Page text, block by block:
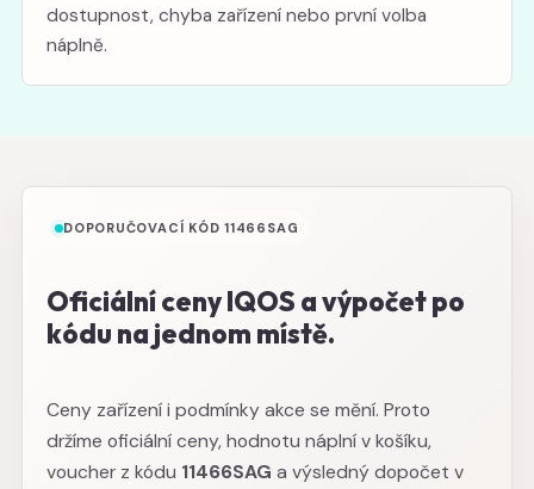
dostupnost, chyba zařízení nebo první volba
náplně.
DOPORUČOVACÍ KÓD 11466SAG
Oficiální ceny IQOS a výpočet po
kódu na jednom místě.
Ceny zařízení i podmínky akce se mění. Proto
držíme oficiální ceny, hodnotu náplní v košíku,
voucher z kódu 11466SAG a výsledný dopočet v